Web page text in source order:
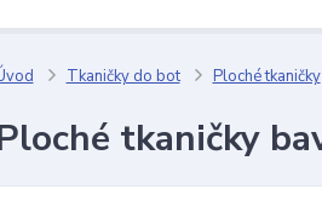
Tkaničky do bot Ploché tkaničky
tkaničky